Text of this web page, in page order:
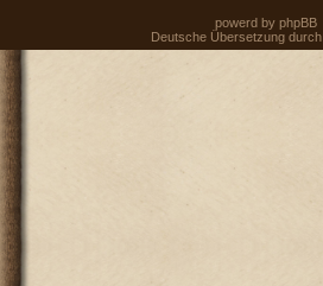
powerd by phpBB
Deutsche Übersetzung durch